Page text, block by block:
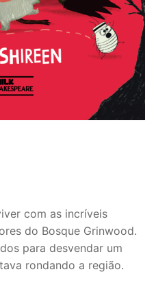
com as incríveis
do Bosque Grinwood.
para desvendar um
rondando a região.